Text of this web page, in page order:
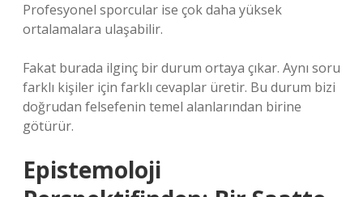
Profesyonel sporcular ise çok daha yüksek
ortalamalara ulaşabilir.
Fakat burada ilginç bir durum ortaya çıkar. Aynı soru
farklı kişiler için farklı cevaplar üretir. Bu durum bizi
doğrudan felsefenin temel alanlarından birine
götürür.
Epistemoloji